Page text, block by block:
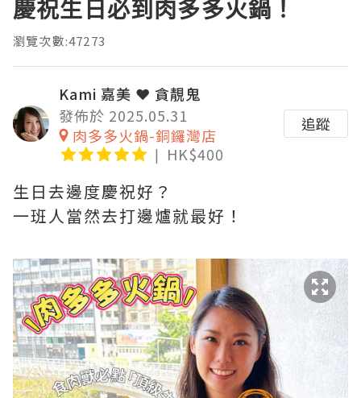
慶祝生日必到肉多多火鍋！
瀏覽次數:47273
Kami 嘉美 ❤ 貪靚鬼
發佈於 2025.05.31
肉多多火鍋-銅鑼灣店
HK$400
追蹤
生日去邊度慶祝好？
一班人當然去打邊爐就最好！